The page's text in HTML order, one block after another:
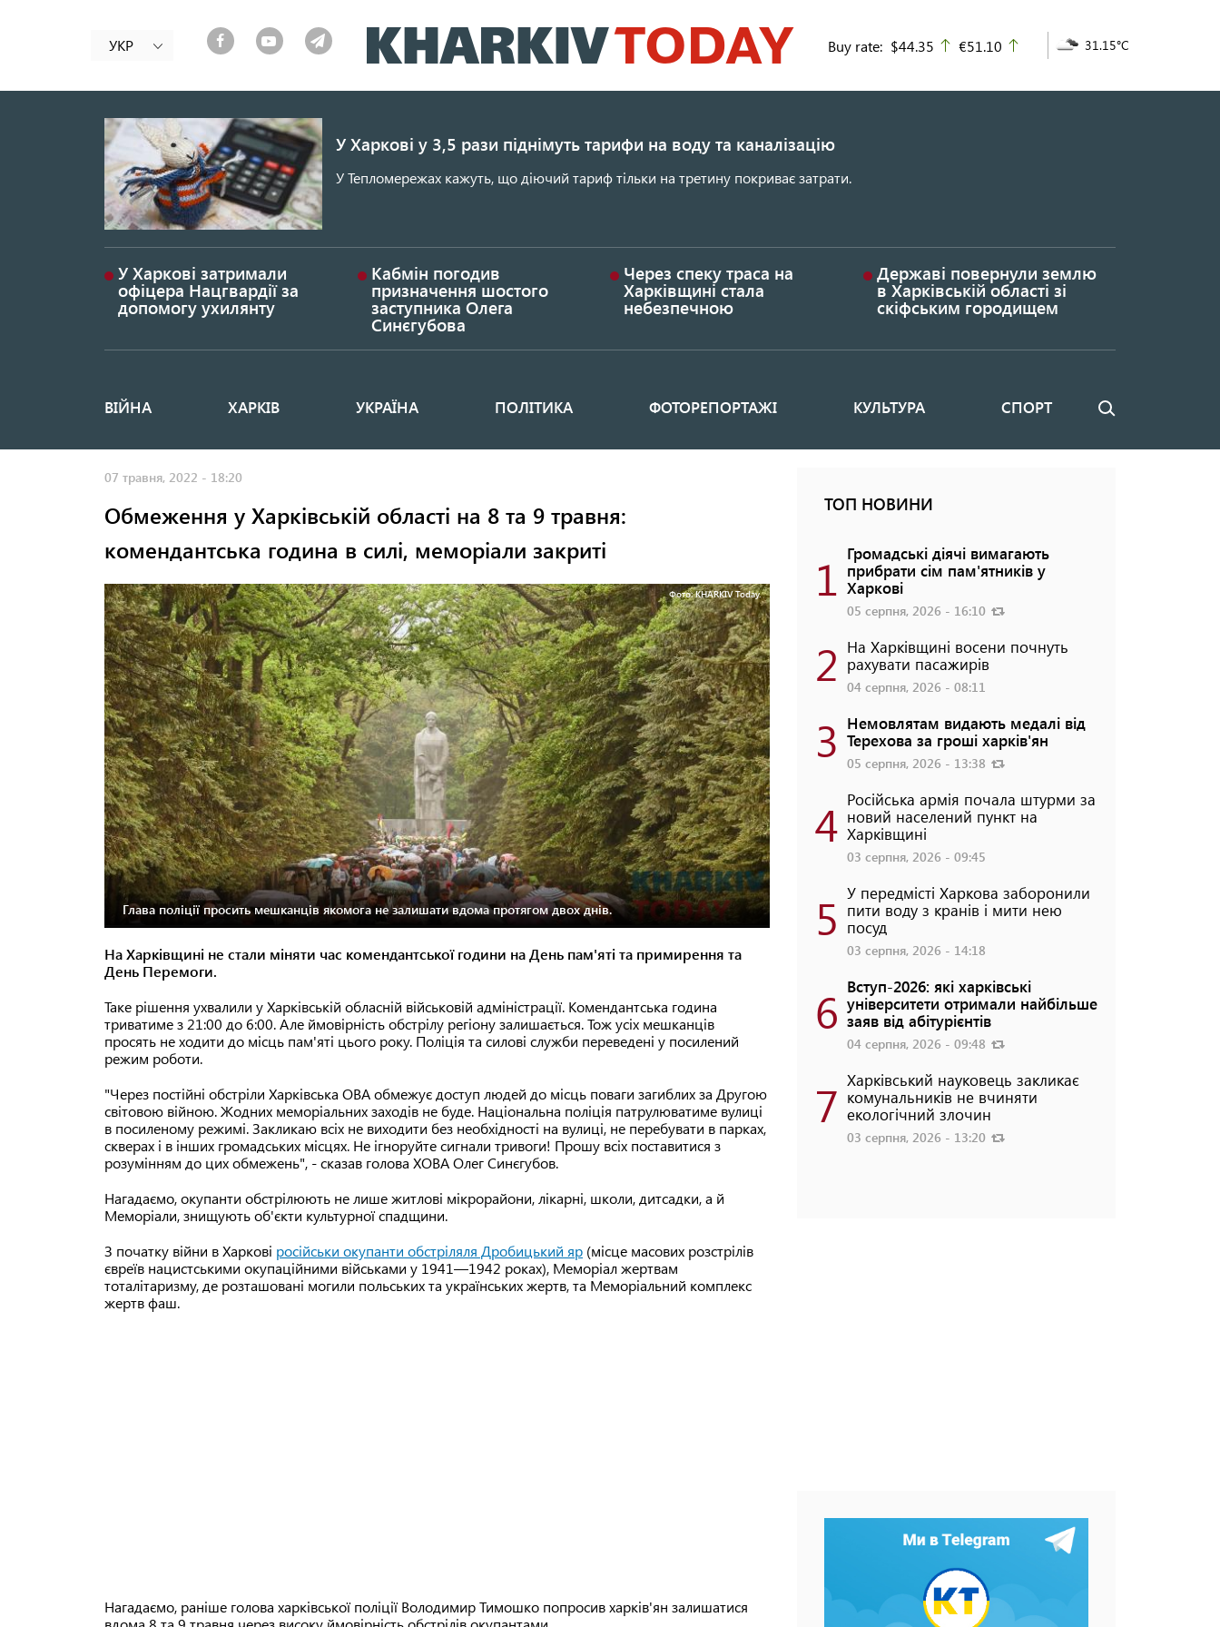
до
основного
УКР Buy rate: $44.35 up
€51.10 31.15°C
У Харкові у 3,5 рази піднімуть тарифи на воду та каналізацію
У Тепломережах кажуть, що діючий тариф тільки на третину покриває затрати.
У Харкові затримали
офіцера Нацгвардії за
допомогу ухилянту
Кабмін погодив
призначення шостого
заступника Олега
Синєгубова
Через спеку траса на
Харківщині стала
небезпечною
Державі повернули землю
в Харківській області зі
скіфським городищем
Основная
ВІЙНА ХАРКІВ УКРАЇНА ПОЛІТИКА ФОТОРЕПОРТАЖІ КУЛЬТУРА СПОРТ Пошук
07 травня, 2022 - 18:20
Обмеження у Харківській області на 8 та 9 травня:
комендантська година в силі, меморіали закриті
Фото: KHARKIV Today.
Глава поліції просить мешканців якомога не залишати вдома протягом двох днів.
На Харківщині не стали міняти час комендантської години на День пам'яті та примирення та
День Перемоги.
Таке рішення ухвалили у Харківській обласній військовій адміністрації. Комендантська година
триватиме з 21:00 до 6:00. Але ймовірність обстрілу регіону залишається. Тож усіх мешканців
просять не ходити до місць пам'яті цього року. Поліція та силові служби переведені у посилений
режим роботи.
"Через постійні обстріли Харківська ОВА обмежує доступ людей до місць поваги загиблих за Другою
світовою війною. Жодних меморіальних заходів не буде. Національна поліція патрулюватиме вулиці
в посиленому режимі. Закликаю всіх не виходити без необхідності на вулиці, не перебувати в парках,
скверах і в інших громадських місцях. Не ігноруйте сигнали тривоги! Прошу всіх поставитися з
розумінням до цих обмежень", - сказав голова ХОВА Олег Синєгубов.
Нагадаємо, окупанти обстрілюють не лише житлові мікрорайони, лікарні, школи, дитсадки, а й
Меморіали, знищують об'єкти культурної спадщини.
З початку війни в Харкові російськи окупанти обстріляля Дробицький яр (місце масових розстрілів
євреїв нацистськими окупаційними військами у 1941—1942 роках), Меморіал жертвам
тоталітаризму, де розташовані могили польських та українських жертв, та Меморіальний комплекс
жертв фаш.
Нагадаємо, раніше голова харківської поліції Володимир Тимошко попросив харків'ян залишатися
ТОП НОВИНИ
1 Громадські діячі вимагають
прибрати сім пам'ятників у
Харкові
05 серпня, 2026 - 16:10
2 На Харківщині восени почнуть
рахувати пасажирів
04 серпня, 2026 - 08:11
3 Немовлятам видають медалі від
Терехова за гроші харків'ян
05 серпня, 2026 - 13:38
4 Російська армія почала штурми за
новий населений пункт на
Харківщині
03 серпня, 2026 - 09:45
5 У передмісті Харкова заборонили
пити воду з кранів і мити нею
посуд
03 серпня, 2026 - 14:18
6 Вступ-2026: які харківські
університети отримали найбільше
заяв від абітурієнтів
04 серпня, 2026 - 09:48
7 Харківський науковець закликає
комунальників не вчиняти
екологічний злочин
03 серпня, 2026 - 13:20